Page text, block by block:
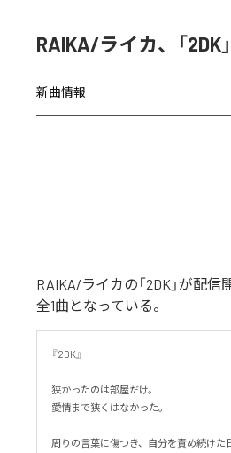
RAIKA/ライカ、「2DK
新曲情報
RAIKA/ライカの「2DK」が配
全1曲となっている。
『2DK』
狭かったのは部屋だけ。
愛情まで狭くはなかった。
周りの言葉に傷つき、自分を責め続けた